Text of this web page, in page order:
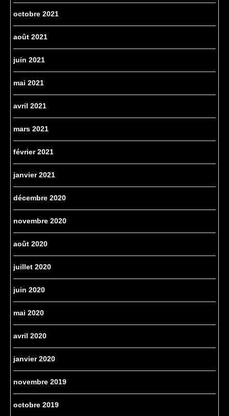
octobre 2021
août 2021
juin 2021
mai 2021
avril 2021
mars 2021
février 2021
janvier 2021
décembre 2020
novembre 2020
août 2020
juillet 2020
juin 2020
mai 2020
avril 2020
janvier 2020
novembre 2019
octobre 2019